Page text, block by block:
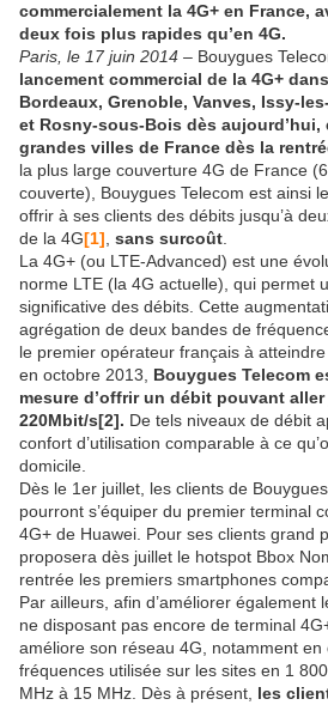
commercialement la 4G+ en France,
deux fois plus rapides qu’en 4G.
Paris, le 17 juin 2014 – Bouygues
lancement commercial de la 4G+
Bordeaux, Grenoble, Vanves, Issy-
et Rosny-sous-Bois dès aujourd’hui,
grandes villes de France dès la
la plus large couverture 4G de France
couverte), Bouygues Telecom est ainsi
offrir à ses clients des débits jusqu’à
de la 4G[1] sans surcoût
La 4G+ (ou LTE-Advanced) est une
norme LTE (la 4G actuelle), qui permet
significative des débits. Cette
agrégation de deux bandes de
le premier opérateur français à
en octobre 2013, Bouygues Telecom
mesure d’offrir un débit pouvant
220Mbit/s[2]. De tels niveaux de débit
confort d’utilisation comparable à ce
domicile.
Dès le 1er juillet, les clients de
pourront s’équiper du premier terminal
4G+ de Huawei. Pour ses clients grand
proposera dès juillet le hotspot Bbox
rentrée les premiers smartphones
Par ailleurs, afin d’améliorer également
ne disposant pas encore de terminal
améliore son réseau 4G, notamment
fréquences utilisée sur les sites en 1
MHz à 15 MHz. Dès à présent, les